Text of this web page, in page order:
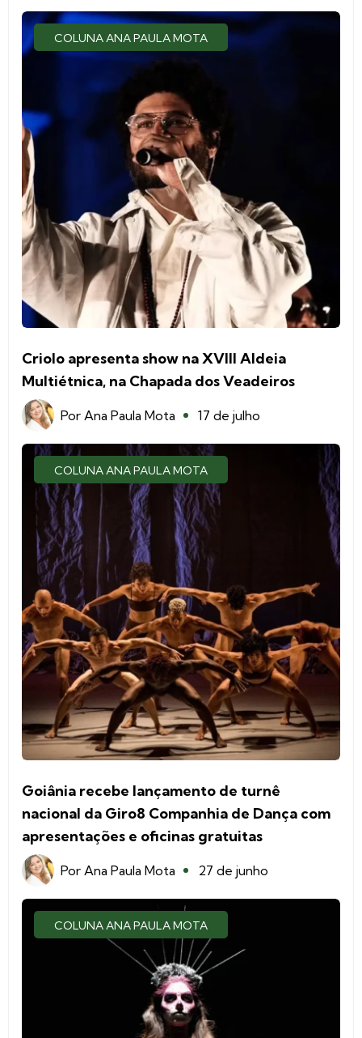
COLUNA ANA PAULA MOTA
Criolo apresenta show na XVIII Aldeia
Multiétnica, na Chapada dos Veadeiros
Por Ana Paula Mota 17 de julho
COLUNA ANA PAULA MOTA
Goiânia recebe lançamento de turnê
nacional da Giro8 Companhia de Dança com
apresentações e oficinas gratuitas
Por Ana Paula Mota 27 de junho
COLUNA ANA PAULA MOTA